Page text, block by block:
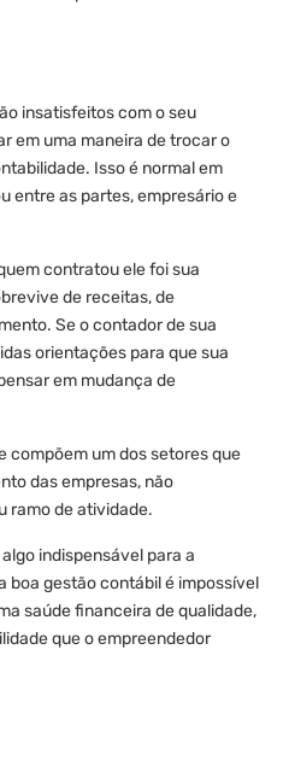
insatisfeitos com o seu
em uma maneira de trocar o
Isso é normal em
entre as partes, empresário e
contratou ele foi sua
de receitas, de
Se o contador de sua
orientações para que sua
em mudança de
compõem um dos setores que
das empresas, não
ramo de atividade.
indispensável para a
boa gestão contábil é impossível
saúde financeira de qualidade,
que o empreendedor